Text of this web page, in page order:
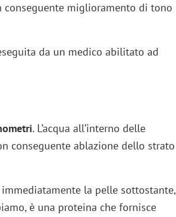
miglioramento di tono
da un medico abilitato ad
. L’acqua all’interno delle
conseguente ablazione dello strato
la pelle sottostante,
è una proteina che fornisce